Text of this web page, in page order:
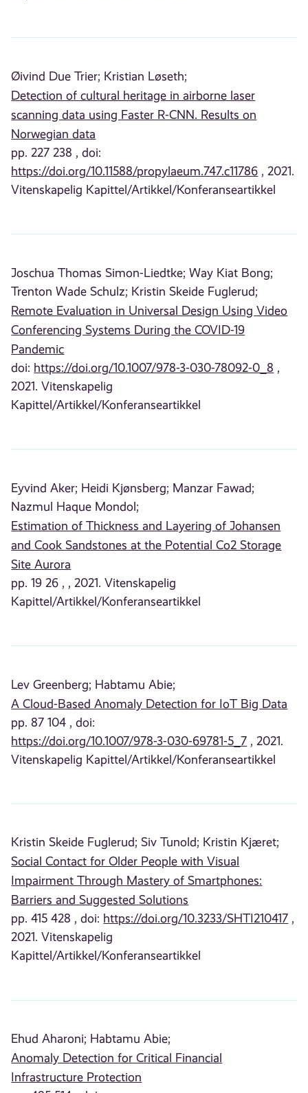
Øivind Due Trier; Kristian Løseth;
Detection of cultural heritage in airborne laser
scanning data using Faster R-CNN. Results on
Norwegian data
pp. 227 238 , doi:
https://doi.org/10.11588/propylaeum.747.c11786 , 2021.
Vitenskapelig Kapittel/Artikkel/Konferanseartikkel
Joschua Thomas Simon-Liedtke; Way Kiat Bong;
Trenton Wade Schulz; Kristin Skeide Fuglerud;
Remote Evaluation in Universal Design Using Video
Conferencing Systems During the COVID-19
Pandemic
doi: https://doi.org/10.1007/978-3-030-78092-0_8 ,
2021. Vitenskapelig
Kapittel/Artikkel/Konferanseartikkel
Eyvind Aker; Heidi Kjønsberg; Manzar Fawad;
Nazmul Haque Mondol;
Estimation of Thickness and Layering of Johansen
and Cook Sandstones at the Potential Co2 Storage
Site Aurora
pp. 19 26 , , 2021. Vitenskapelig
Kapittel/Artikkel/Konferanseartikkel
Lev Greenberg; Habtamu Abie;
A Cloud-Based Anomaly Detection for IoT Big Data
pp. 87 104 , doi:
https://doi.org/10.1007/978-3-030-69781-5_7 , 2021.
Vitenskapelig Kapittel/Artikkel/Konferanseartikkel
Kristin Skeide Fuglerud; Siv Tunold; Kristin Kjæret;
Social Contact for Older People with Visual
Impairment Through Mastery of Smartphones:
Barriers and Suggested Solutions
pp. 415 428 , doi: https://doi.org/10.3233/SHTI210417 ,
2021. Vitenskapelig
Kapittel/Artikkel/Konferanseartikkel
Ehud Aharoni; Habtamu Abie;
Anomaly Detection for Critical Financial
Infrastructure Protection